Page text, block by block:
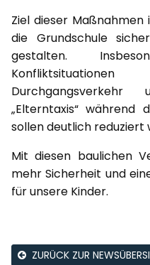
Ziel dieser
die Grundschule
gestalten.
„Elterntaxis“ während
sollen deutlich reduziert
Mit diesen baulichen
mehr Sicherheit und
für unsere Kinder.
ZURÜCK ZUR